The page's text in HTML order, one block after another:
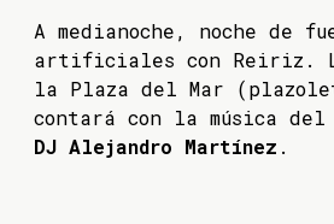
A medianoche, noche de
artificiales con Reiriz.
la Plaza del Mar
contará con la música del
DJ Alejandro Martínez .